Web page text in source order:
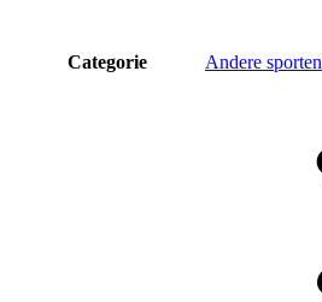
Categorie Andere sporten